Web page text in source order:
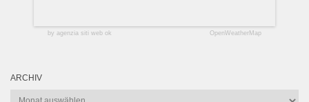
by agenzia siti web ok OpenWeatherMap
ARCHIV
Archiv